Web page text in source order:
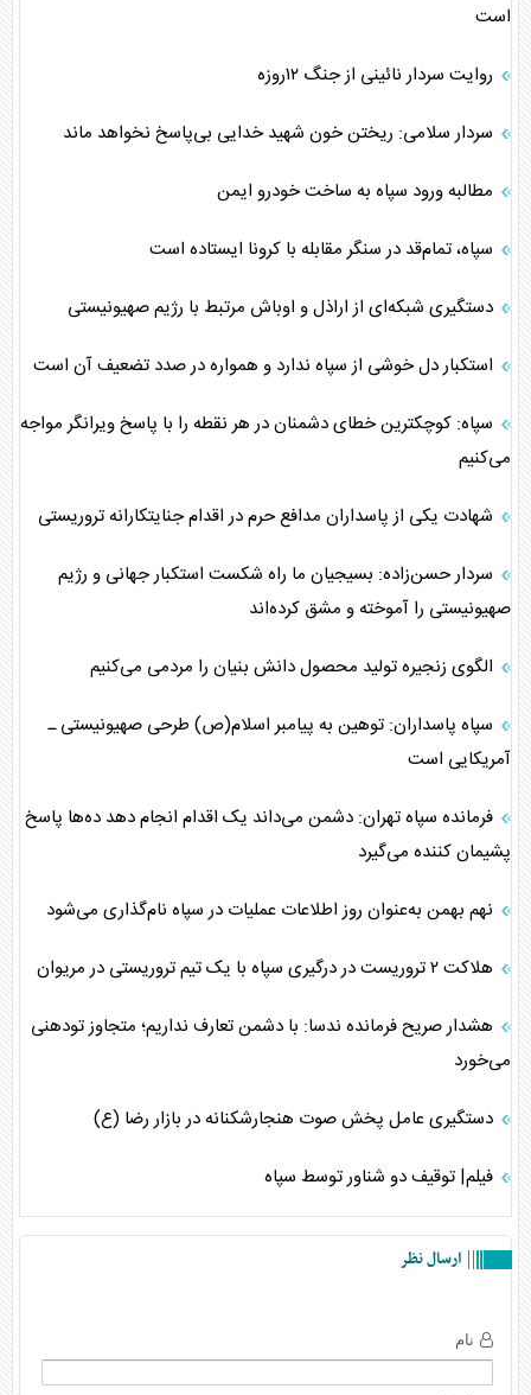
است
روایت سردار نائینی از جنگ ۱۲روزه
سردار سلامی: ریختن خون شهید خدایی بی‌پاسخ نخواهد ماند
مطالبه ورود سپاه به ساخت خودرو‌ ایمن
سپاه، تمام‌قد در سنگر مقابله با کرونا ایستاده است
دستگیری شبکه‌ای از اراذل و اوباش مرتبط با رژیم صهیونیستی
استکبار دل خوشی از سپاه ندارد و همواره در صدد تضعیف آن است
سپاه: کوچکترین خطای دشمنان در هر نقطه را با پاسخ ویرانگر مواجه
می‌کنیم
شهادت یکی از پاسداران مدافع حرم در اقدام جنایتکارانه تروریستی
سردار حسن‌زاده: بسیجیان ما راه شکست استکبار جهانی و رژیم
صهیونیستی را آموخته و مشق کرده‌اند
الگوی زنجیره تولید محصول دانش بنیان را مردمی می‌کنیم
سپاه پاسداران: توهین به پیامبر اسلام(ص) طرحی صهیونیستی ـ
آمریکایی است
فرمانده سپاه تهران: دشمن می‌داند یک اقدام انجام دهد ده‌ها پاسخ
پشیمان کننده می‌گیرد
نهم بهمن به‌عنوان روز اطلاعات عملیات در سپاه نام‌گذاری می‌شود
هلاکت ۲ تروریست در درگیری سپاه با یک تیم تروریستی در مریوان
هشدار صریح فرمانده ندسا: با دشمن تعارف نداریم؛ متجاوز تودهنی
می‌خورد
دستگیری عامل پخش صوت هنجارشکنانه در بازار رضا (ع)
فیلم| توقیف دو شناور توسط سپاه
ارسال نظر
نام